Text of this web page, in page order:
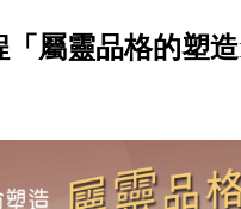
屬靈品格的塑